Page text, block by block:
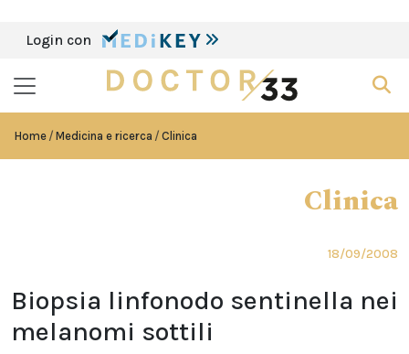
Login con
Home Medicina e ricerca Clinica
Clinica
18/09/2008
Biopsia linfonodo sentinella nei
melanomi sottili